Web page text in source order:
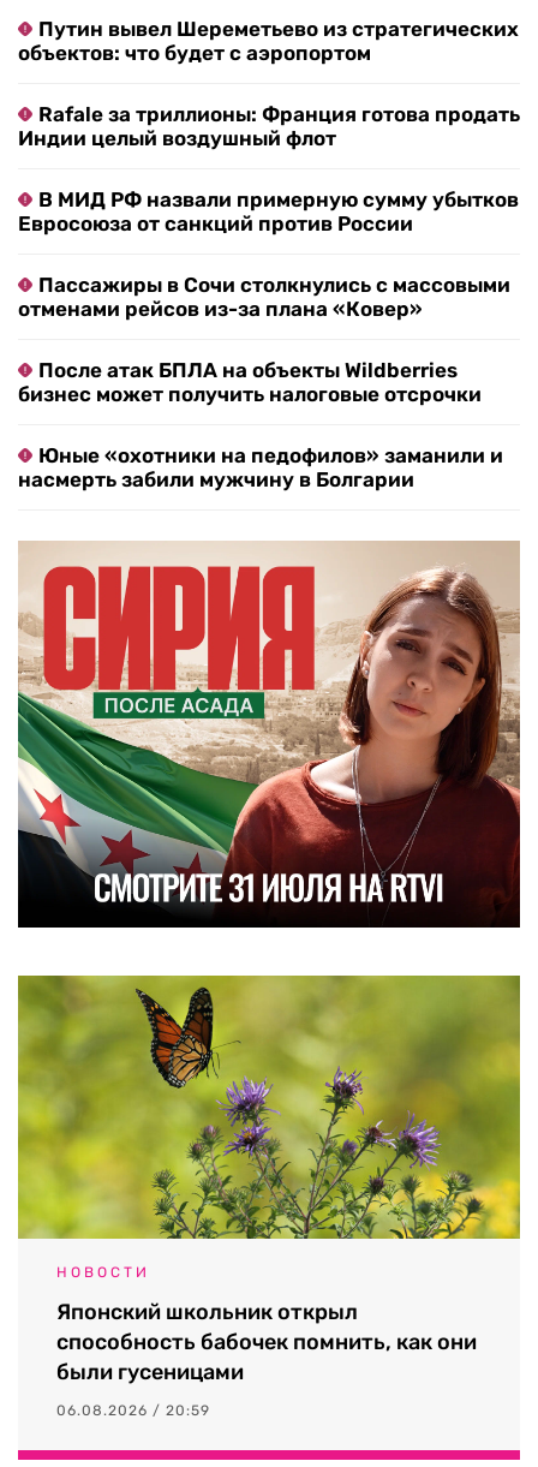
Путин вывел Шереметьево из стратегических
объектов: что будет с аэропортом
Rafale за триллионы: Франция готова продать
Индии целый воздушный флот
В МИД РФ назвали примерную сумму убытков
Евросоюза от санкций против России
Пассажиры в Сочи столкнулись с массовыми
отменами рейсов из-за плана «Ковер»
После атак БПЛА на объекты Wildberries
бизнес может получить налоговые отсрочки
Юные «охотники на педофилов» заманили и
насмерть забили мужчину в Болгарии
НОВОСТИ
Японский школьник открыл
способность бабочек помнить, как они
были гусеницами
06.08.2026 / 20:59